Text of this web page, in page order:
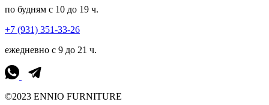
по будням с 10 до 19 ч.
+7 (931) 351-33-26
ежедневно с 9 до 21 ч.
©2023 ENNIO FURNITURE